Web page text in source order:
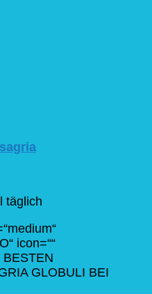
täglich
icon=““
BESTEN
GLOBULI BEI